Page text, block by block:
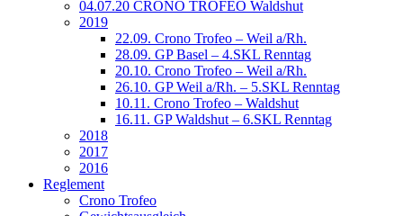
04.07.20 CRONO TROFEO Waldshut
2019
22.09. Crono Trofeo – Weil a/Rh.
28.09. GP Basel – 4.SKL Renntag
20.10. Crono Trofeo – Weil a/Rh.
26.10. GP Weil a/Rh. – 5.SKL Renntag
10.11. Crono Trofeo – Waldshut
16.11. GP Waldshut – 6.SKL Renntag
2018
2017
2016
Reglement
Crono Trofeo